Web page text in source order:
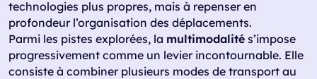
technologies plus propres, mais à repenser en
profondeur l’organisation des déplacements.
Parmi les pistes explorées, la multimodalité s’impose
progressivement comme un levier incontournable. Elle
consiste à combiner plusieurs modes de transport au